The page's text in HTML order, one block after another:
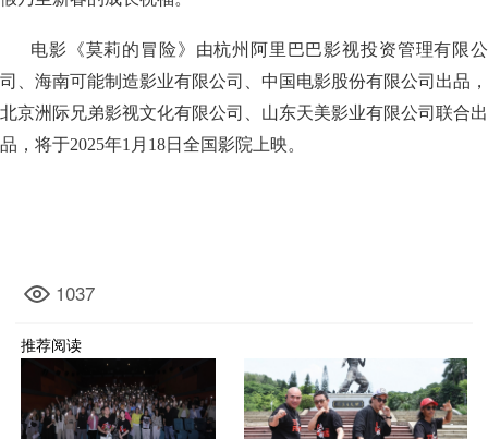
电影《莫莉的冒险》由杭州阿里巴巴影视投资管理有限公
司、海南可能制造影业有限公司、中国电影股份有限公司出品，
北京洲际兄弟影视文化有限公司、山东天美影业有限公司联合出
品，将于2025年1月18日全国影院上映。
1037
推荐阅读